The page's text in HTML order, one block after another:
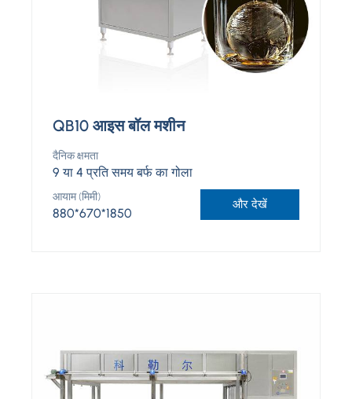
QB10 आइस बॉल मशीन
दैनिक क्षमता
9 या 4 प्रति समय बर्फ का गोला
आयाम (मिमी)
880*670*1850
और देखें